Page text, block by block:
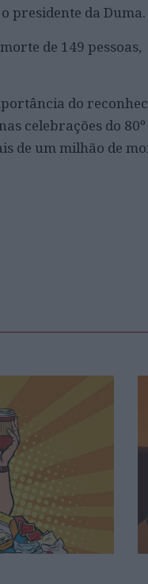
presidente da Duma.
de 149 pessoas,
do
celebrações do 80º
de um milhão de